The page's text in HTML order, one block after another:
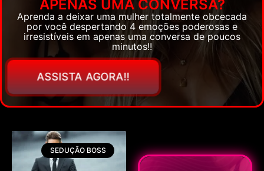
APENAS UMA CONVERSA?
Aprenda a deixar uma mulher totalmente obcecada
por você despertando 4 emoções poderosas e
irresistíveis em apenas uma conversa de poucos
minutos!!
ASSISTA AGORA!!
SEDUÇÃO BOSS